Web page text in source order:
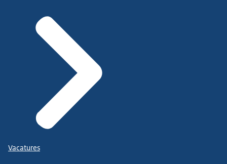
Vacatures